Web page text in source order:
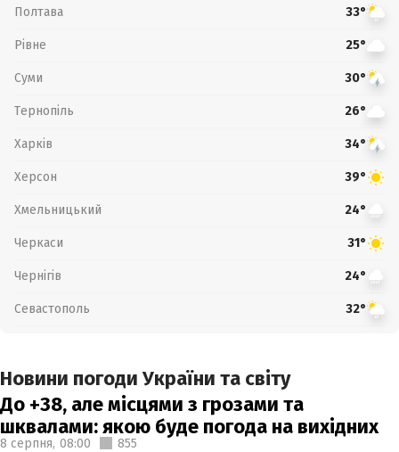
Полтава 33°
Рівне 25°
Суми 30°
Тернопіль 26°
Харків 34°
Херсон 39°
Хмельницький 24°
Черкаси 31°
Чернігів 24°
Севастополь 32°
Новини погоди України та світу
До +38, але місцями з грозами та
шквалами: якою буде погода на вихідних
8 серпня, 08:00 855